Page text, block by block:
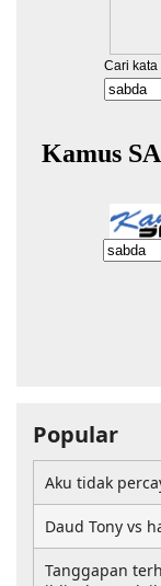
Popular
Aku tidak
Daud Tony vs
Tanggapan